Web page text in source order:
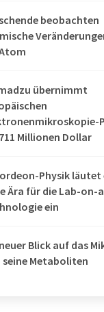
beobachten
übernimmt
Millionen Dollar
Physik läutet
Ära für die Lab-on-
ein
Blick auf das
seine Metaboliten